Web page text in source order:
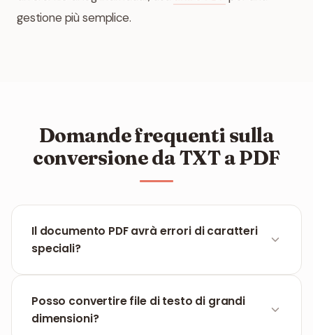
gestione più semplice.
Domande frequenti sulla
conversione da TXT a PDF
Il documento PDF avrà errori di caratteri
speciali?
UTF-8, assicurando che tutti i caratteri e gli
accenti vengano visualizzati con una precisione
Posso convertire file di testo di grandi
dimensioni?